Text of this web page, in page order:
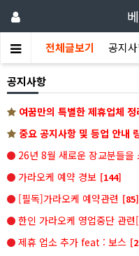
전체글보기 공지
공지사항
여꿈만의 특별한 제휴업체
중요 공지사항 및 등업 안내
26년 8월 새로운 장교분들을
가라오케 예약 경보 [144]
[필독]가라오케 예약관련 [85]
한인 가라오케 영업중단 관
제휴 업소 추가 feat : 보스